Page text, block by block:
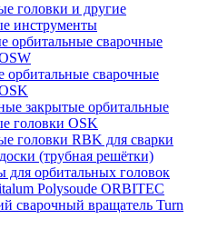
головки и другие
инструменты
орбитальные сварочные
орбитальные сварочные
закрытые орбитальные
головки OSK
головки RBK для сварки
(трубная решётки)
для орбитальных головок
Polysoude ORBITEC
сварочный вращатель Turn